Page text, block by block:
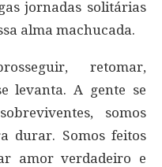
jornadas solitárias
alma machucada.
retomar,
levanta. A gente se
somos
durar. Somos feitos
amor verdadeiro e